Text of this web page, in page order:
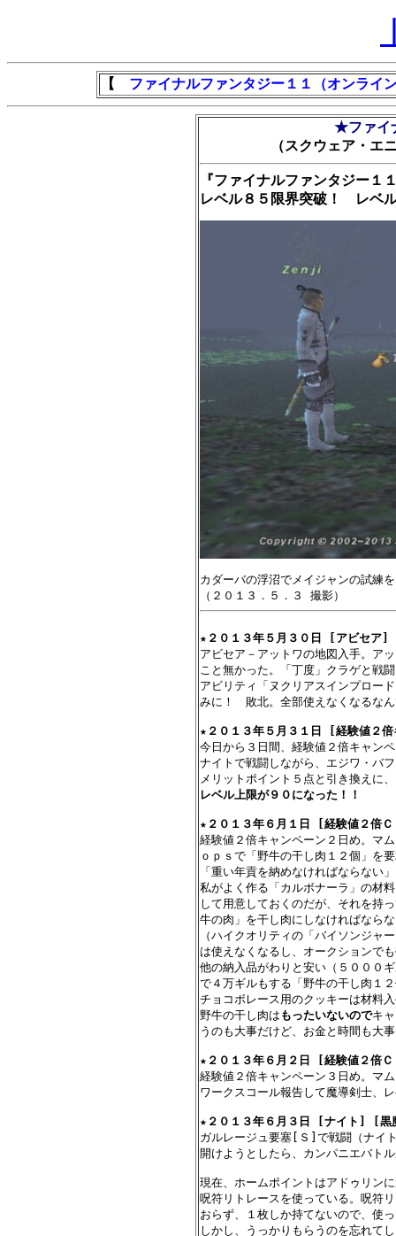
【 ファイナルファンタジー１１（オンライ
★ファイ
（スクウェア・エ
『ファイナルファンタジー１
レベル８５限界突破！ レベ
カダーバの浮沼でメイジャンの試練
★ ２０１３年５月３０日 [アビセ
アビセア－アットワの地図入手。ア
こと無かった。「丁度」クラゲと戦
アビリティ「ヌクリアスインプロー
みに！　敗北。全部使えなくなるな
★ ２０１３年５月３１日 [経験値２
今日から３日間、経験値２倍キャン
ナイトで戦闘しながら、エジワ・バ
レベル上限が９０になった！！
★ ２０１３年６月１日 [経験値２
経験値２倍キャンペーン２日め。マ
ｏｐｓで「野牛の干し肉１２個」を
「重い年貢を納めなければならない
私がよく作る「カルボナーラ」の材
して用意しておくのだが、それを持
牛の肉」を干し肉にしなければなら
（ハイクオリティの「バイソンジャ
は使えなくなるし、オークションで
他の納入品がわりと安い（５０００
で４万ギルもする「野牛の干し肉１
チョコボレース用のクッキーは材料
野牛の干し肉は もったいないのでキ
うのも大事だけど、お金と時間も大
★ ２０１３年６月２日 [経験値２
経験値２倍キャンペーン３日め。マ
ワークスコール報告して魔導剣士、
★ ２０１３年６月３日 [ナイト] [黒
ガルレージュ要塞[Ｓ]で戦闘（ナイ
開けようとしたら、カンパニエバト
現在、ホームポイントはアドゥリン
呪符リトレースを使っている。呪符
おらず、１枚しか持てないので、使
しかし、うっかりもらうのを忘れて